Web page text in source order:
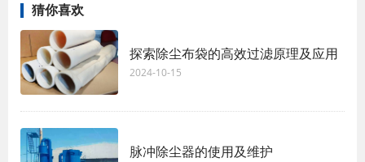
猜你喜欢
探索除尘布袋的高效过滤原理及应用
2024-10-15
脉冲除尘器的使用及维护